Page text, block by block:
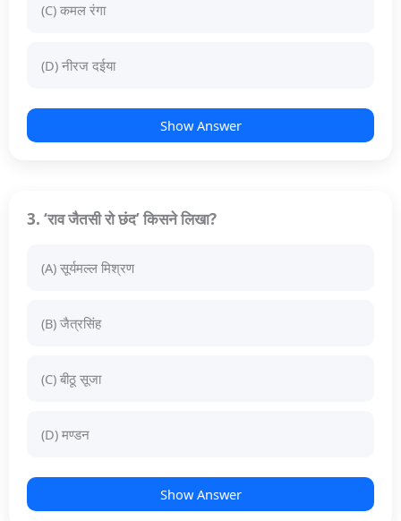
(C) कमल रंगा
(D) नीरज दईया
Show Answer
3. ‘राव जैतसी रो छंद’ किसने लिखा?
(A) सूर्यमल्ल मिश्रण
(B) जैत्रसिंह
(C) बीठू सूजा
(D) मण्डन
Show Answer